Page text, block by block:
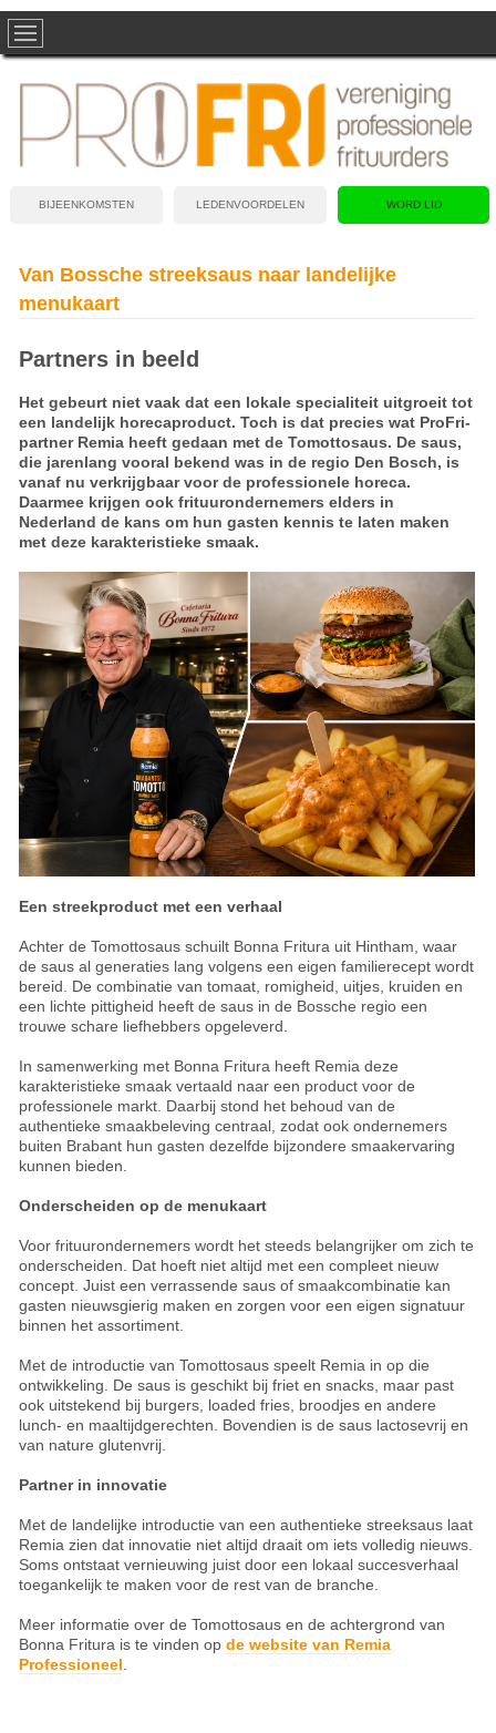
BIJEENKOMSTEN LEDENVOORDELEN WORD LID
Van Bossche streeksaus naar landelijke
menukaart
Partners in beeld
Het gebeurt niet vaak dat een lokale specialiteit uitgroeit tot
een landelijk horecaproduct. Toch is dat precies wat ProFri-
partner Remia heeft gedaan met de Tomottosaus. De saus,
die jarenlang vooral bekend was in de regio Den Bosch, is
vanaf nu verkrijgbaar voor de professionele horeca.
Daarmee krijgen ook frituurondernemers elders in
Nederland de kans om hun gasten kennis te laten maken
met deze karakteristieke smaak.
Een streekproduct met een verhaal
Achter de Tomottosaus schuilt Bonna Fritura uit Hintham, waar
de saus al generaties lang volgens een eigen familierecept wordt
bereid. De combinatie van tomaat, romigheid, uitjes, kruiden en
een lichte pittigheid heeft de saus in de Bossche regio een
trouwe schare liefhebbers opgeleverd.
In samenwerking met Bonna Fritura heeft Remia deze
karakteristieke smaak vertaald naar een product voor de
professionele markt. Daarbij stond het behoud van de
authentieke smaakbeleving centraal, zodat ook ondernemers
buiten Brabant hun gasten dezelfde bijzondere smaakervaring
kunnen bieden.
Onderscheiden op de menukaart
Voor frituurondernemers wordt het steeds belangrijker om zich te
onderscheiden. Dat hoeft niet altijd met een compleet nieuw
concept. Juist een verrassende saus of smaakcombinatie kan
gasten nieuwsgierig maken en zorgen voor een eigen signatuur
binnen het assortiment.
Met de introductie van Tomottosaus speelt Remia in op die
ontwikkeling. De saus is geschikt bij friet en snacks, maar past
ook uitstekend bij burgers, loaded fries, broodjes en andere
lunch- en maaltijdgerechten. Bovendien is de saus lactosevrij en
van nature glutenvrij.
Partner in innovatie
Met de landelijke introductie van een authentieke streeksaus laat
Remia zien dat innovatie niet altijd draait om iets volledig nieuws.
Soms ontstaat vernieuwing juist door een lokaal succesverhaal
toegankelijk te maken voor de rest van de branche.
Meer informatie over de Tomottosaus en de achtergrond van
Bonna Fritura is te vinden op de website van Remia
Professioneel